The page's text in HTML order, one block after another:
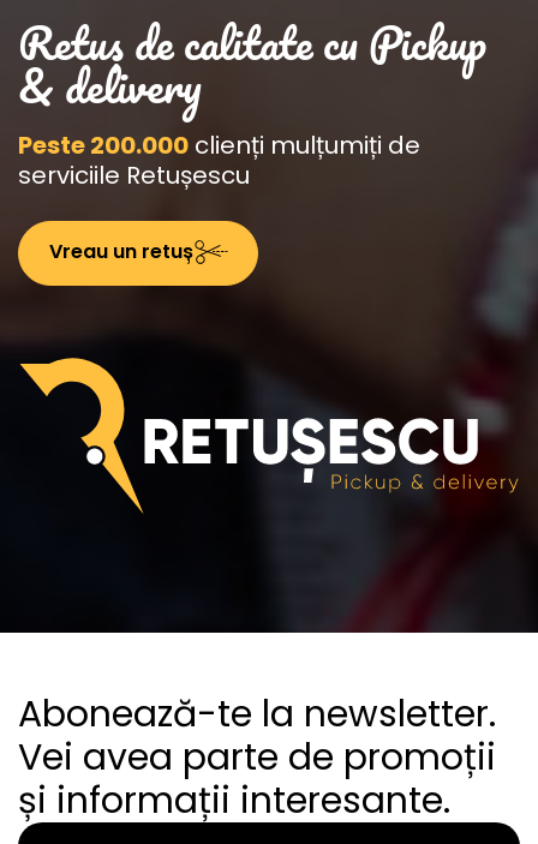
Retuș de calitate cu Pickup
& delivery
Peste 200.000 clienți mulțumiți de
serviciile Retușescu
Vreau un retuș
Abonează-te la newsletter.
Vei avea parte de promoții
și informații interesante.